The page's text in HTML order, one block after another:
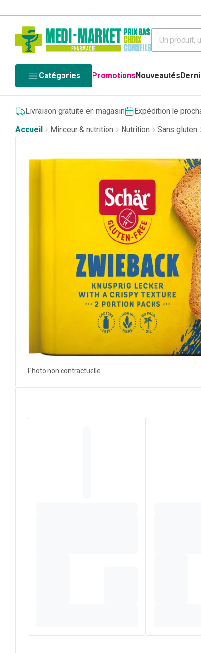
Catégories PromotionsNouveautés
Livraison gratuite en magasin Expédition le
Accueil
Minceur & nutrition Nutrition Sans gluten
Photo non contractuelle